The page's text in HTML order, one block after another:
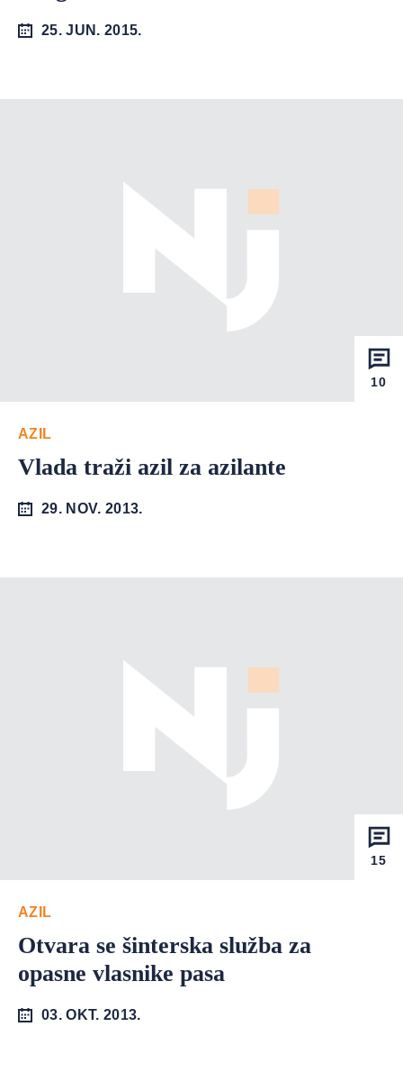
25. JUN. 2015.
10
AZIL
Vlada traži azil za azilante
29. NOV. 2013.
15
AZIL
Otvara se šinterska služba za
opasne vlasnike pasa
03. OKT. 2013.